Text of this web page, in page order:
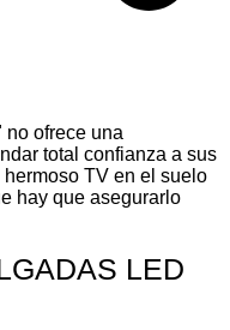
no ofrece una
total confianza a sus
TV en el suelo
hay que asegurarlo
LED